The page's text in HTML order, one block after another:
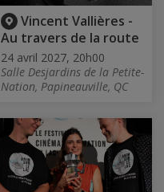
Vincent Vallières -
Au travers de la route
24 avril 2027, 20h00
Salle Desjardins de la Petite-
Nation, Papineauville, QC